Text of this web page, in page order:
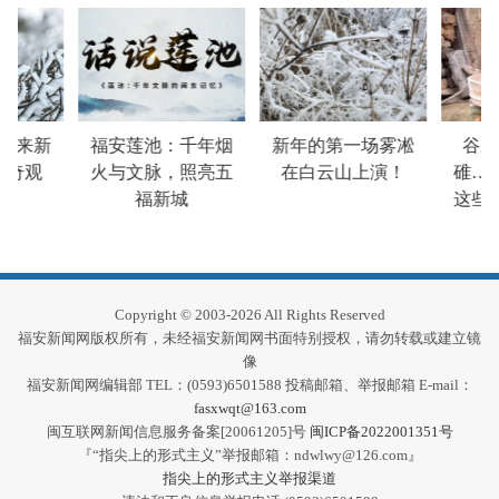
来新
观
福安莲池：千年烟
火与文脉，照亮五
福新城
新年的第一场雾凇
在白云山上演！
谷
碓……
这些
Copyright © 2003-2026 All Rights Reserved
福安新闻网版权所有，未经福安新闻网书面特别授权，请勿转载或建立镜
像
福安新闻网编辑部 TEL：(0593)6501588 投稿邮箱、举报邮箱 E-mail：
fasxwqt@163.com
闽互联网新闻信息服务备案[20061205]号 闽ICP备2022001351号
『“指尖上的形式主义”举报邮箱：ndwlwy@126.com』
指尖上的形式主义举报渠道